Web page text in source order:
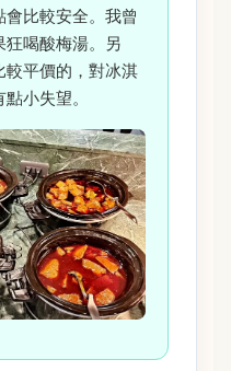
比較安全。我曾
喝酸梅湯。另
較平價的，對冰淇
小失望。